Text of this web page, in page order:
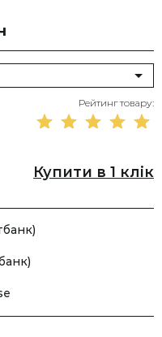
Рейтинг товару:
Купити в 1 клік